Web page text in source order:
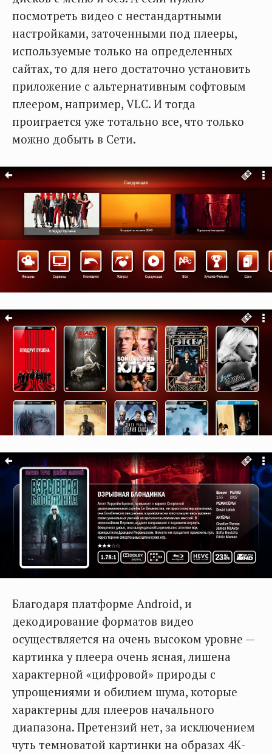
посмотреть видео с нестандартными
настройками, заточенными под плееры,
используемые только на определенных
сайтах, то для него достаточно установить
приложение с альтернативным софтовым
плеером, например, VLC. И тогда
проиграется уже тотально все, что только
можно добыть в Сети.
Благодаря платформе Android, и
декодирование форматов видео
осуществляется на очень высоком уровне —
картинка у плеера очень ясная, лишена
характерной «цифровой» природы с
упрощениями и обилием шума, которые
характерны для плееров начального
диапазона. Претензий нет, за исключением
чуть темноватой картинки на образах 4К-